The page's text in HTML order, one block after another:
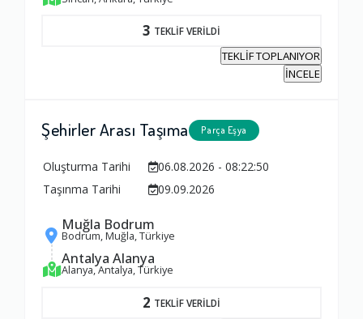
3 TEKLİF VERİLDİ
TEKLİF TOPLANIYOR
İNCELE
Şehirler Arası Taşıma Parça Eşya
Oluşturma Tarihi
06.08.2026 - 08:22:50
Taşınma Tarihi
09.09.2026
Muğla Bodrum
Bodrum, Muğla, Türkiye
Antalya Alanya
Alanya, Antalya, Türkiye
2 TEKLİF VERİLDİ